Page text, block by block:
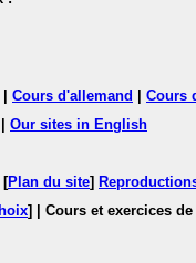
Cours d'allemand Cours
Our sites in English
[Plan du site]
]
| Cours et exercices